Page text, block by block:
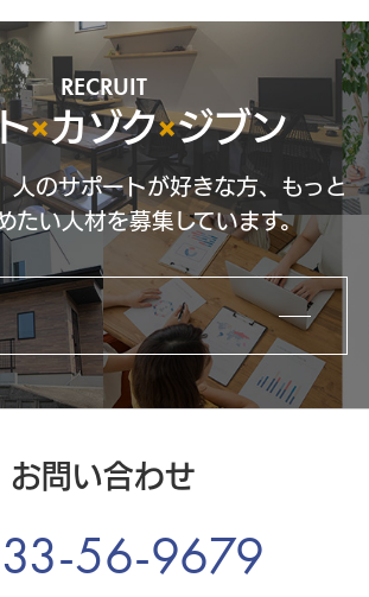
RECRUIT
×カゾク×ジブン
人のサポートが好きな方、もっと
たい人材を募集しています。
お問い合わせ
56-9679